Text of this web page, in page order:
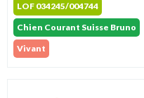
LOF 034245/004744
Chien Courant Suisse Bruno
Vivant